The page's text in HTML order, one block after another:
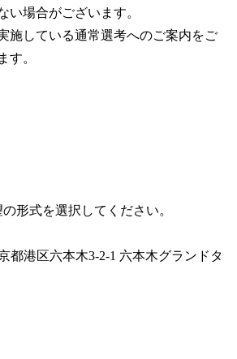
い場合がございます。
施している通常選考へのご案内をご
す。
形式を選択してください。
都港区六本木3-2-1 六本木グランドタ